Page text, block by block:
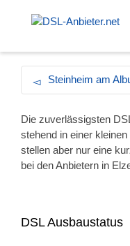
Steinheim am
Die zuverlässigsten
stehend in einer
stellen aber nur eine
bei den Anbietern in
DSL Ausbaustatus